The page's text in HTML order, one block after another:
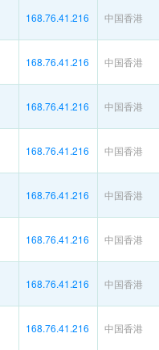
168.76.41.216 中国香港
168.76.41.216 中国香港
168.76.41.216 中国香港
168.76.41.216 中国香港
168.76.41.216 中国香港
168.76.41.216 中国香港
168.76.41.216 中国香港
168.76.41.216 中国香港